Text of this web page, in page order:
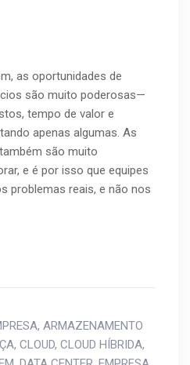
as oportunidades de
são muito poderosas—
tempo de valor e
apenas algumas. As
são muito
e é por isso que equipes
problemas reais, e não nos
, ARMAZENAMENTO
, CLOUD, CLOUD HÍBRIDA,